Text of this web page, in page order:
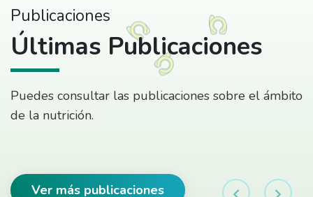
Publicaciones
Últimas Publicaciones
Puedes consultar las publicaciones sobre el ámbito
de la nutrición.
Ver más publicaciones